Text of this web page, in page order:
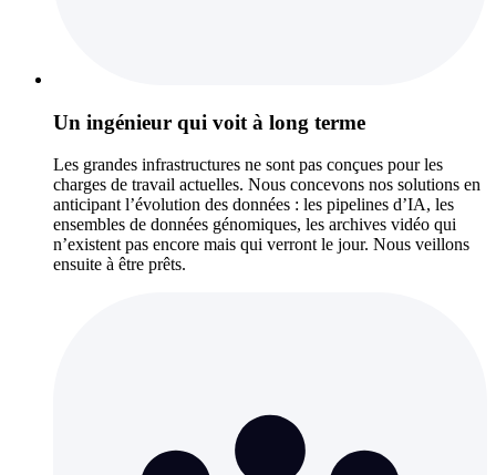
Un ingénieur qui voit à long terme
Les grandes infrastructures ne sont pas conçues pour les
charges de travail actuelles. Nous concevons nos solutions en
anticipant l’évolution des données : les pipelines d’IA, les
ensembles de données génomiques, les archives vidéo qui
n’existent pas encore mais qui verront le jour. Nous veillons
ensuite à être prêts.